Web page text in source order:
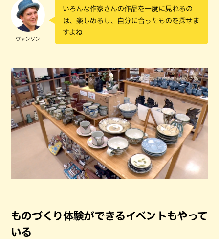
ヴァンソン
いろんな作家さんの作品を一度に見れるの
は、楽しめるし、自分に合ったものを探せま
すよね
ものづくり体験ができるイベントもやって
いる